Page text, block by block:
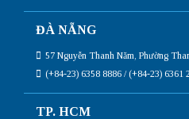
ĐÀ NẴNG
57 Nguyễn Thanh Năm, Phường
(+84-23) 6358 8886 / (+84-23) 6361
TP. HCM